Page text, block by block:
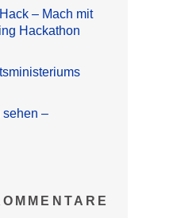
– Mach mit
Hackathon
sehen –